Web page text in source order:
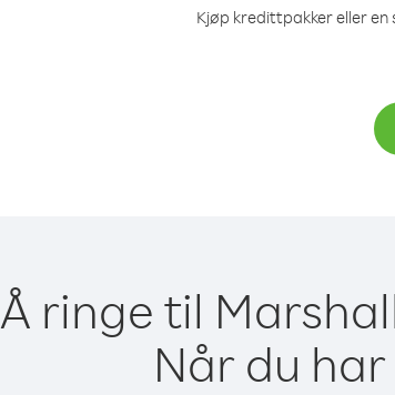
Kjøp kredittpakker eller
Å ringe til
Når du